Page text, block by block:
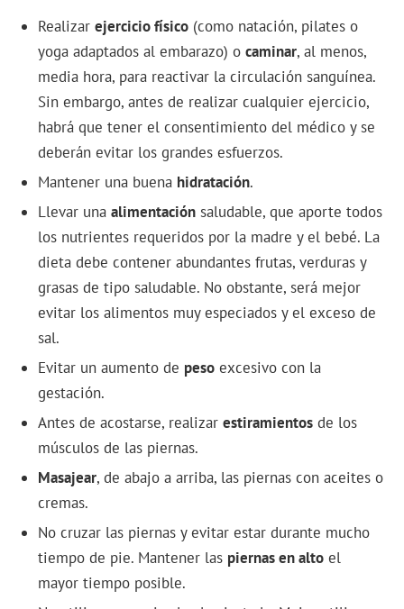
Realizarejercicio físico (como natación, pilates o
yoga adaptados al embarazo) ocaminar, al menos,
media hora, para reactivar la circulación sanguínea.
Sin embargo, antes de realizar cualquier ejercicio,
habrá que tener el consentimiento del médico y se
deberán evitar los grandes esfuerzos.
Mantener una buena hidratación.
Llevar unaalimentación saludable, que aporte todos
los nutrientes requeridos por la madre y el bebé. La
dieta debe contener abundantes frutas, verduras y
grasas de tipo saludable. No obstante, será mejor
evitar los alimentos muy especiados y el exceso de
sal.
Evitar un aumento de peso excesivo con la
gestación.
Antes de acostarse, realizarestiramientos de los
músculos de las piernas.
Masajear, de abajo a arriba, las piernas con aceites o
cremas.
No cruzar las piernas y evitar estar durante mucho
tiempo de pie. Mantener las piernas en alto el
mayor tiempo posible.